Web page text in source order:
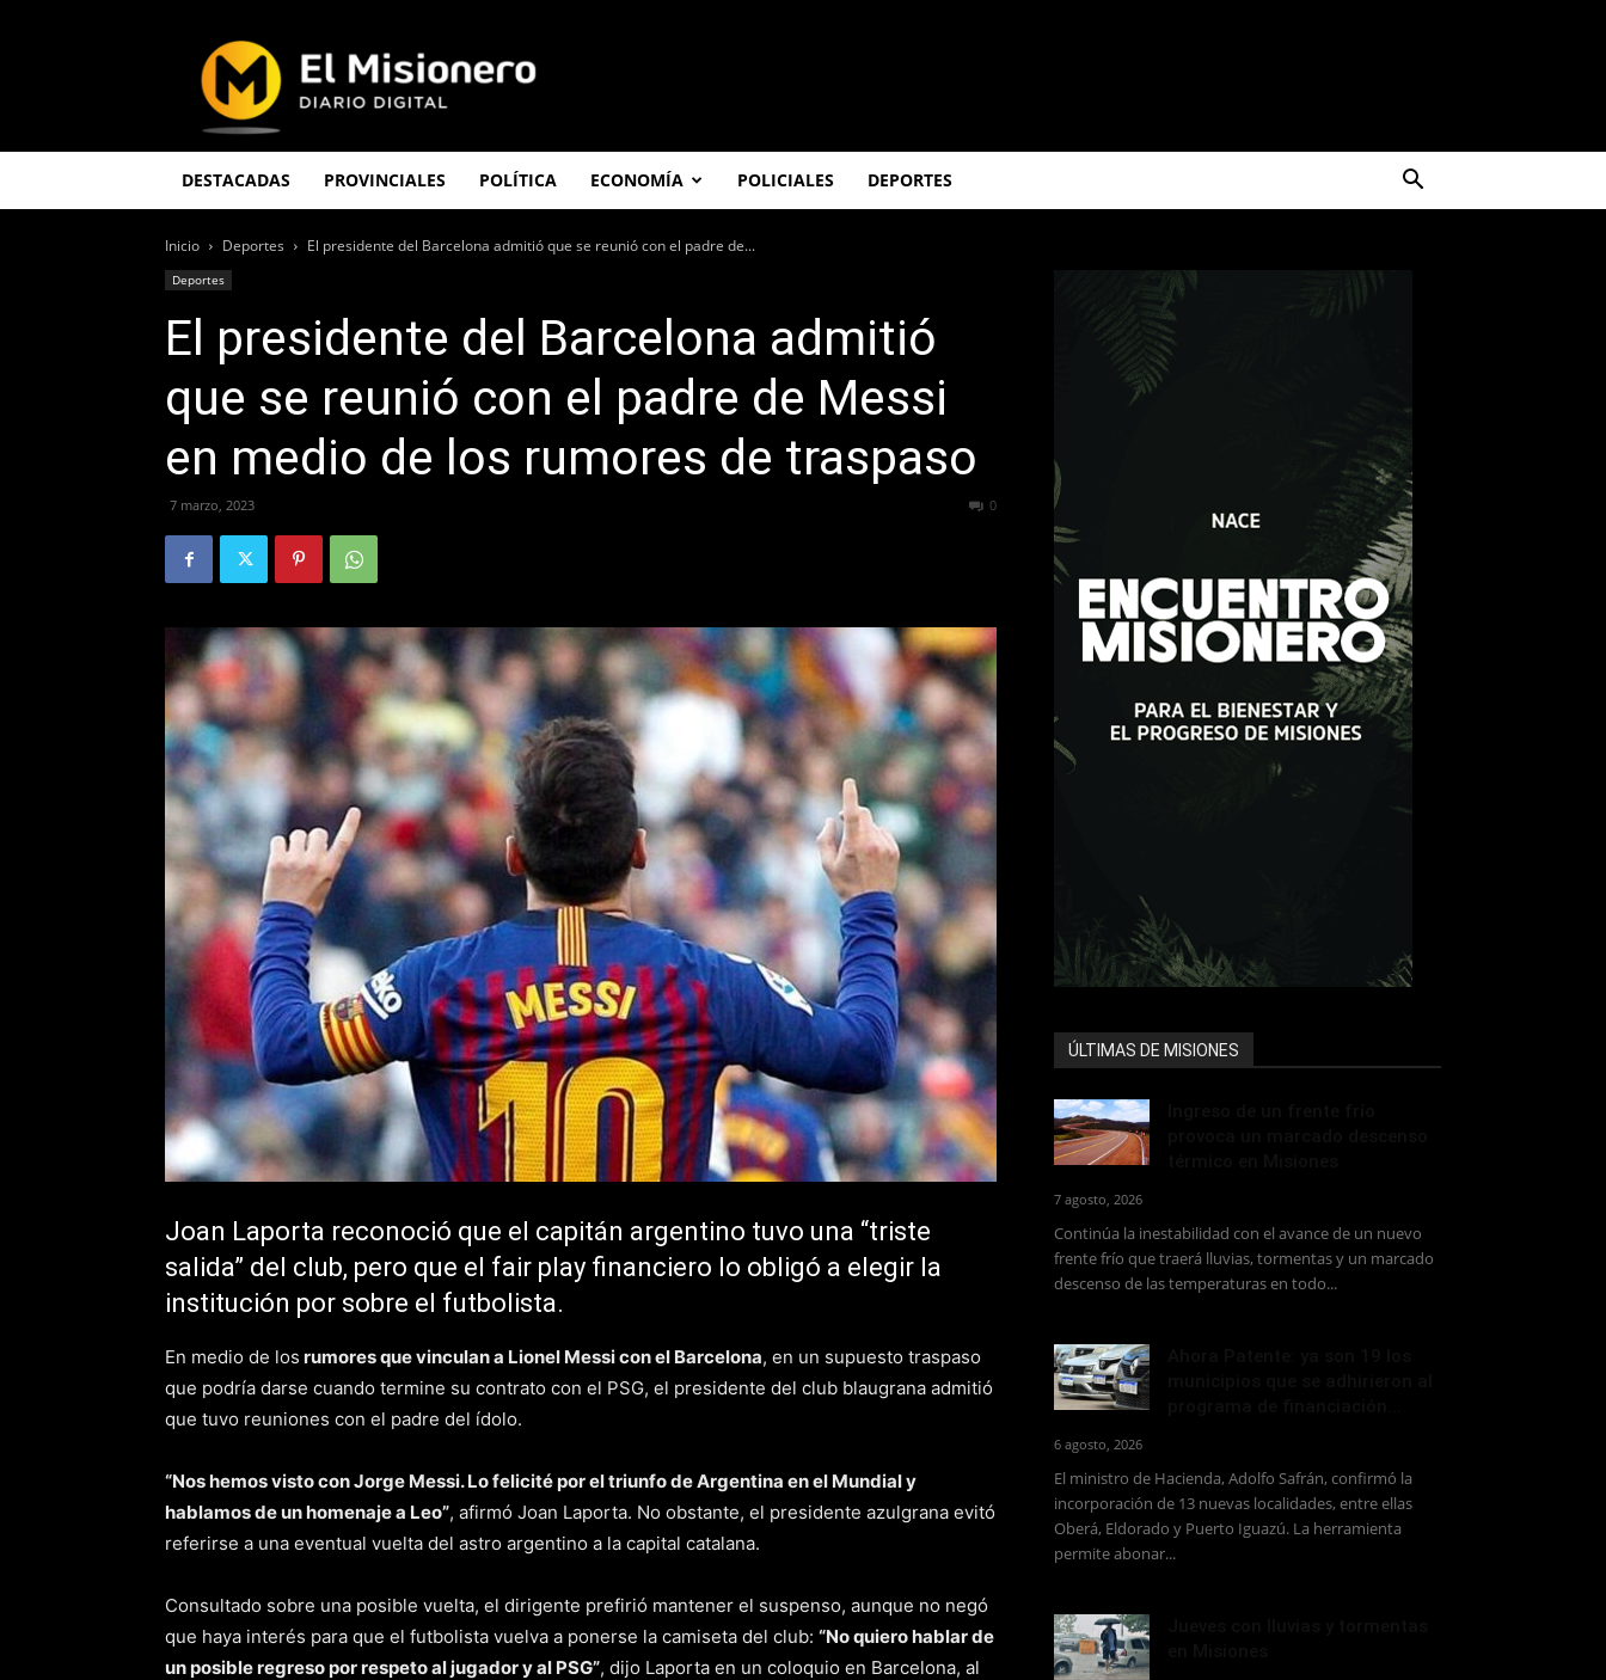
Misionero
DESTACADAS PROVINCIALES POLÍTICA ECONOMÍA POLICIALES DEPORTES
Inicio Deportes El presidente del Barcelona admitió que se reunió con el padre de...
Deportes
El presidente del Barcelona admitió
que se reunió con el padre de Messi
en medio de los rumores de traspaso
7 marzo, 2023 0
Joan Laporta reconoció que el capitán argentino tuvo una “triste
salida” del club, pero que el fair play financiero lo obligó a elegir la
institución por sobre el futbolista.
En medio de los rumores que vinculan a Lionel Messi con el Barcelona, en un supuesto traspaso
que podría darse cuando termine su contrato con el PSG, el presidente del club blaugrana admitió
que tuvo reuniones con el padre del ídolo.
“Nos hemos visto con Jorge Messi. Lo felicité por el triunfo de Argentina en el Mundial y
hablamos de un homenaje a Leo”, afirmó Joan Laporta. No obstante, el presidente azulgrana evitó
referirse a una eventual vuelta del astro argentino a la capital catalana.
Consultado sobre una posible vuelta, el dirigente prefirió mantener el suspenso, aunque no negó
que haya interés para que el futbolista vuelva a ponerse la camiseta del club: “No quiero hablar de
un posible regreso por respeto al jugador y al PSG”, dijo Laporta en un coloquio en Barcelona, al
ÚLTIMAS DE MISIONES
7 agosto, 2026
Continúa la inestabilidad con el avance de un nuevo
frente frío que traerá lluvias, tormentas y un marcado
descenso de las temperaturas en todo...
6 agosto, 2026
El ministro de Hacienda, Adolfo Safrán, confirmó la
incorporación de 13 nuevas localidades, entre ellas
Oberá, Eldorado y Puerto Iguazú. La herramienta
permite abonar...